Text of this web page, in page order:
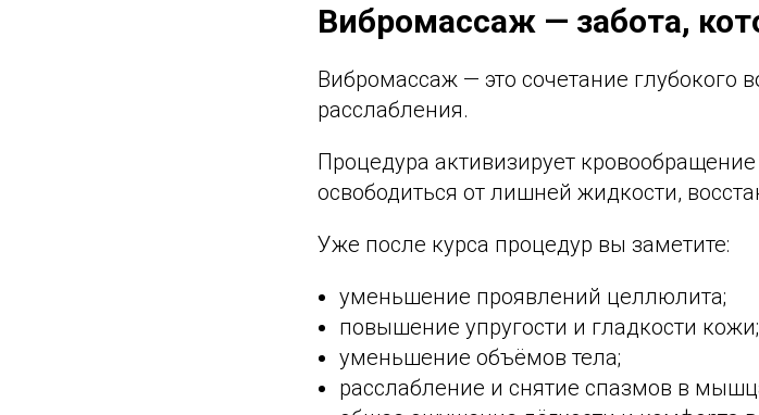
Вибромассаж — забота,
Вибромассаж — это сочетание глубокого
расслабления.
Процедура активизирует
освободиться от лишней жидкости,
Уже после курса процедур вы заметите:
уменьшение проявлений целлюлита;
повышение упругости и гладкости кожи;
уменьшение объёмов тела;
расслабление и снятие спазмов в